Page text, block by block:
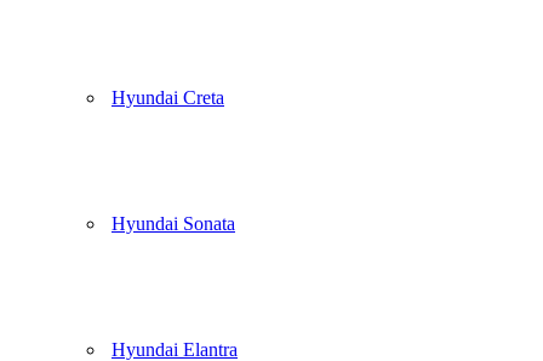
Hyundai Creta
Hyundai Sonata
Hyundai Elantra